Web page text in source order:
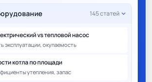
145 статей expand_more
vs тепловой насос
эксплуатации, окупаемость
котла по площади
утепления, запас